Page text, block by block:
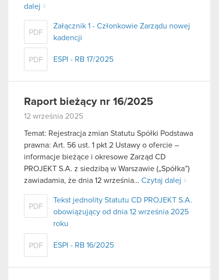
dalej
PDF
Załącznik 1 - Członkowie Zarządu nowej
kadencji
PDF ESPI - RB 17/2025
Raport bieżący nr 16/2025
12 września 2025
Temat: Rejestracja zmian Statutu Spółki Podstawa
prawna: Art. 56 ust. 1 pkt 2 Ustawy o ofercie –
informacje bieżące i okresowe Zarząd CD
PROJEKT S.A. z siedzibą w Warszawie („Spółka”)
zawiadamia, że dnia 12 września… Czytaj dalej
PDF
Tekst jednolity Statutu CD PROJEKT S.A.
obowiązujący od dnia 12 września 2025
roku
PDF ESPI - RB 16/2025